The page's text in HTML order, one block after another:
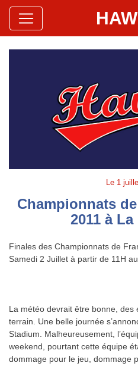
Hawks Baseball Softball
Site Officiel
Le 1
Championnats
2011 à
Finales des Championnats de
Samedi 2 Juillet à partir de 11H
La météo devrait être bonne, des
terrain. Une belle journée
Stadium. Malheureusement,
weekend, pourtant cette équipe
dommage pour le jeu, dommage